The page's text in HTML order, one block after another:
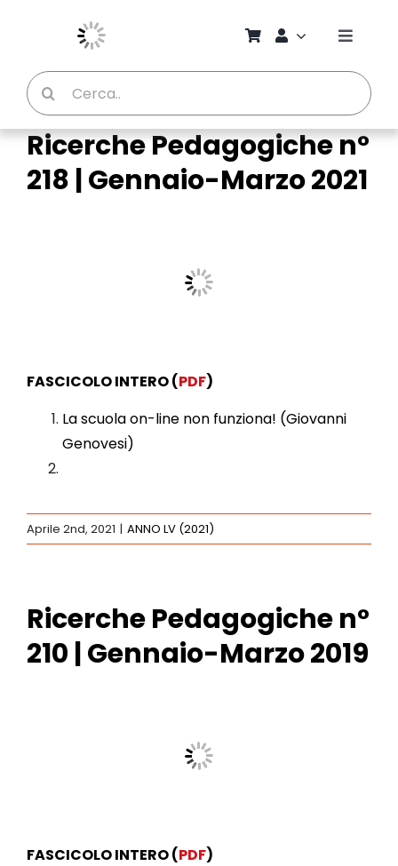
Toggle
Chi
Profilo
Cerca
per:
Ricerche Pedagogiche n°
218 | Gennaio-Marzo 2021
FASCICOLO INTERO (PDF)
La scuola on-line non funziona! (Giovanni
Genovesi)
Aprile 2nd, 2021 | ANNO LV (2021)
Ricerche Pedagogiche n°
210 | Gennaio-Marzo 2019
FASCICOLO INTERO(PDF)